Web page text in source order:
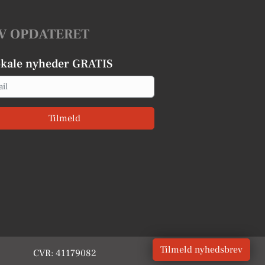
OPDATERET
nyheder GRATIS
Tilmeld
CVR: 41179082 Tilmeld nyhedsbrev